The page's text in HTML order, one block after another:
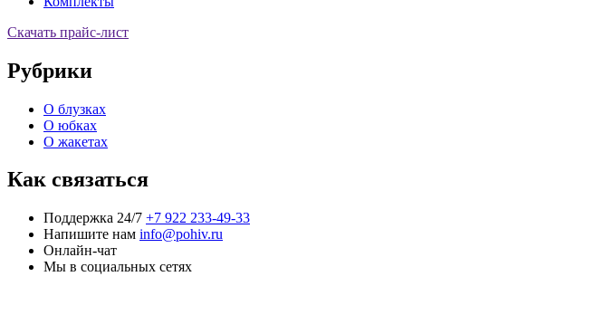
Скачать прайс-лист
Рубрики
О блузках
О юбках
О жакетах
Как связаться
Поддержка 24/7 +7 922 233-49-33
Напишите нам info@pohiv.ru
Онлайн-чат
Мы в социальных сетях